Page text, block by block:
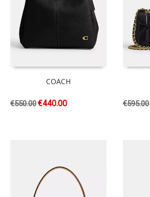
COACH
€550.00€440.00 €595.00